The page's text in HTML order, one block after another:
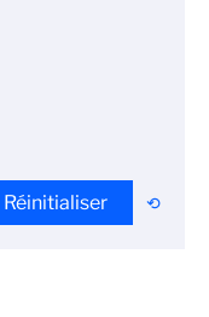
Réinitialiser